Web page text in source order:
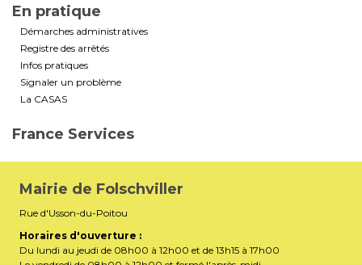
En pratique
Démarches administratives
Registre des arrêtés
Infos pratiques
Signaler un problème
La CASAS
France Services
Mairie de Folschviller
Rue d'Usson-du-Poitou
Horaires d'ouverture :
Du lundi au jeudi de 08h00 à 12h00 et de 13h15 à 17h00